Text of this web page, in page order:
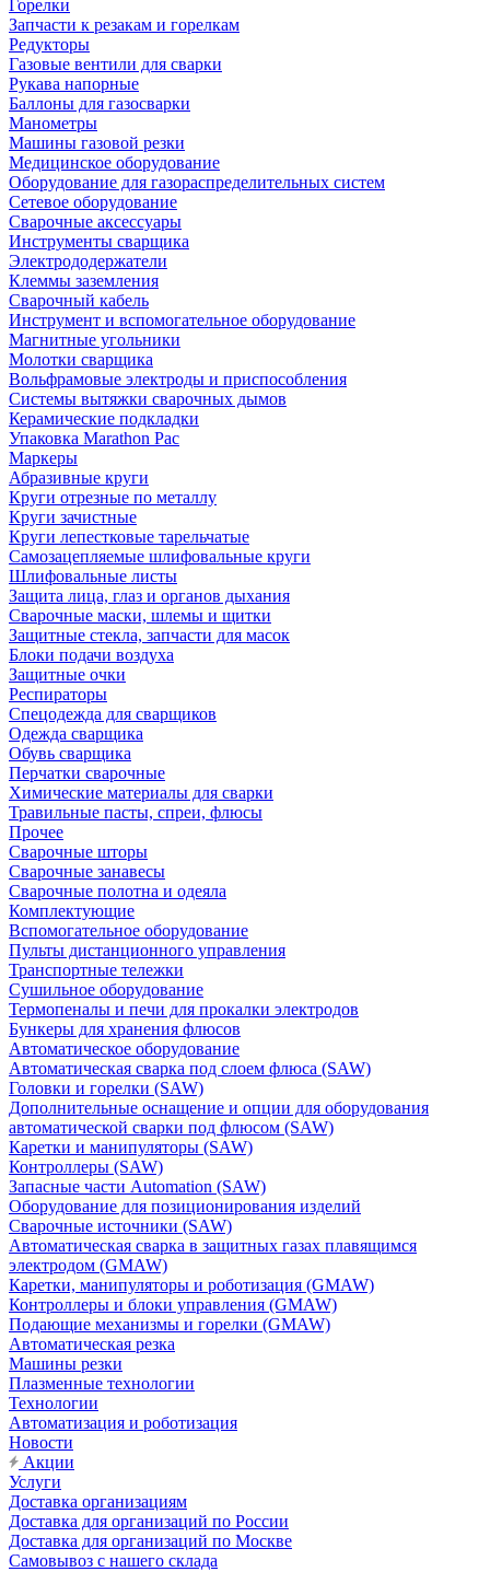
Горелки
Запчасти к резакам и горелкам
Редукторы
Газовые вентили для сварки
Рукава напорные
Баллоны для газосварки
Манометры
Машины газовой резки
Медицинское оборудование
Оборудование для газораспределительных систем
Сетевое оборудование
Сварочные аксессуары
Инструменты сварщика
Электрододержатели
Клеммы заземления
Сварочный кабель
Инструмент и вспомогательное оборудование
Магнитные угольники
Молотки сварщика
Вольфрамовые электроды и приспособления
Системы вытяжки сварочных дымов
Керамические подкладки
Упаковка Marathon Pac
Маркеры
Абразивные круги
Круги отрезные по металлу
Круги зачистные
Круги лепестковые тарельчатые
Самозацепляемые шлифовальные круги
Шлифовальные листы
Защита лица, глаз и органов дыхания
Сварочные маски, шлемы и щитки
Защитные стекла, запчасти для масок
Блоки подачи воздуха
Защитные очки
Респираторы
Спецодежда для сварщиков
Одежда сварщика
Обувь сварщика
Перчатки сварочные
Химические материалы для сварки
Травильные пасты, спреи, флюсы
Прочее
Сварочные шторы
Сварочные занавесы
Сварочные полотна и одеяла
Комплектующие
Вспомогательное оборудование
Пульты дистанционного управления
Транспортные тележки
Сушильное оборудование
Термопеналы и печи для прокалки электродов
Бункеры для хранения флюсов
Автоматическое оборудование
Автоматическая сварка под слоем флюса (SAW)
Головки и горелки (SAW)
Дополнительные оснащение и опции для оборудования
автоматической сварки под флюсом (SAW)
Каретки и манипуляторы (SAW)
Контроллеры (SAW)
Запасные части Automation (SAW)
Оборудование для позиционирования изделий
Сварочные источники (SAW)
Автоматическая сварка в защитных газах плавящимся
электродом (GMAW)
Каретки, манипуляторы и роботизация (GMAW)
Контроллеры и блоки управления (GMAW)
Подающие механизмы и горелки (GMAW)
Автоматическая резка
Машины резки
Плазменные технологии
Технологии
Автоматизация и роботизация
Новости
Акции
Услуги
Доставка организациям
Доставка для организаций по России
Доставка для организаций по Москве
Самовывоз с нашего склада